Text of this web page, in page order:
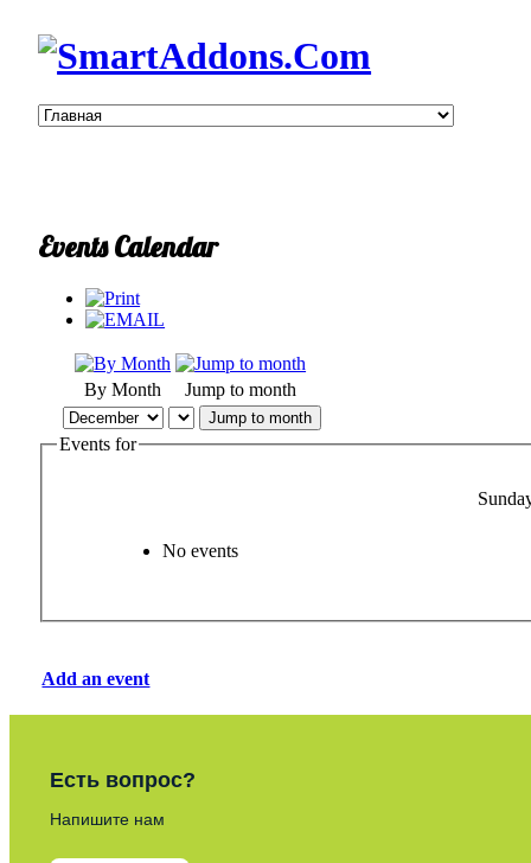
Events Calendar
By Month Jump to month
Jump to month
Events for
No events
Add an event
Есть вопрос?
Напишите нам